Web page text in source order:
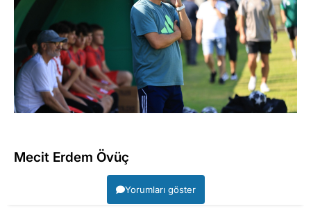
Mecit Erdem Övüç
Yorumları göster